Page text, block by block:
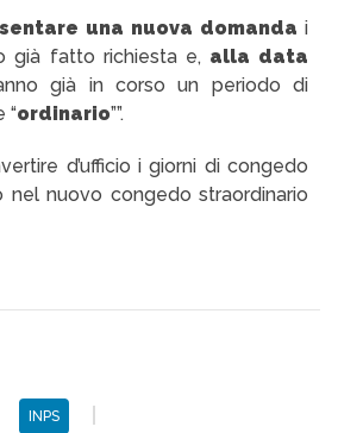
una nuova domanda i
già fatto richiesta e, alla data
già in corso un periodo di
“ordinario””.
d’ufficio i giorni di congedo
nel nuovo congedo straordinario
INPS